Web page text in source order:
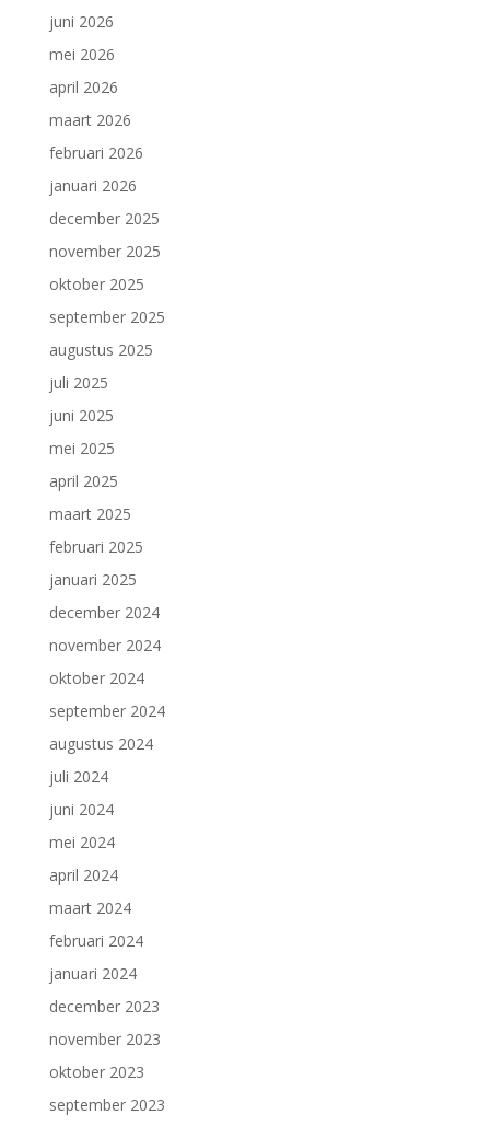
juni 2026
mei 2026
april 2026
maart 2026
februari 2026
januari 2026
december 2025
november 2025
oktober 2025
september 2025
augustus 2025
juli 2025
juni 2025
mei 2025
april 2025
maart 2025
februari 2025
januari 2025
december 2024
november 2024
oktober 2024
september 2024
augustus 2024
juli 2024
juni 2024
mei 2024
april 2024
maart 2024
februari 2024
januari 2024
december 2023
november 2023
oktober 2023
september 2023